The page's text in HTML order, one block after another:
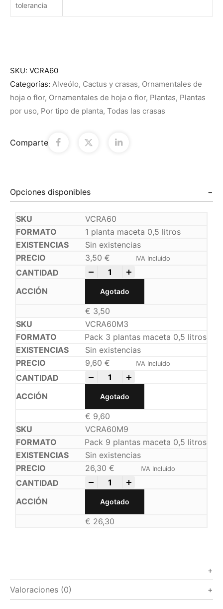
tolerancia
SKU: VCRA60
Categorías: Alveólo, Cactus y crasas, Ornamentales de
hoja o flor, Ornamentales de hoja o flor, Plantas, Plantas
por uso, Por tipo de planta, Todas las crasas
Comparte
Opciones disponibles
VCRA60
1 planta maceta 0,5 litros
Sin existencias
3,50€ IVA Incluido
Agotado
€ 3,50
VCRA60M3
Pack 3 plantas maceta 0,5 litros
Sin existencias
9,60€ IVA Incluido
Agotado
€ 9,60
VCRA60M9
Pack 9 plantas maceta 0,5 litros
Sin existencias
26,30€ IVA Incluido
Agotado
€ 26,30
Valoraciones (0)